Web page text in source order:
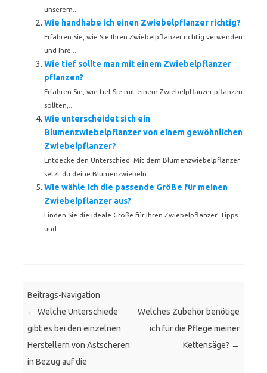
unserem...
Wie handhabe ich einen Zwiebelpflanzer richtig?
Erfahren Sie, wie Sie Ihren Zwiebelpflanzer richtig verwenden
und Ihre...
Wie tief sollte man mit einem Zwiebelpflanzer
pflanzen?
Erfahren Sie, wie tief Sie mit einem Zwiebelpflanzer pflanzen
sollten,...
Wie unterscheidet sich ein
Blumenzwiebelpflanzer von einem gewöhnlichen
Zwiebelpflanzer?
Entdecke den Unterschied: Mit dem Blumenzwiebelpflanzer
setzt du deine Blumenzwiebeln...
Wie wähle ich die passende Größe für meinen
Zwiebelpflanzer aus?
Finden Sie die ideale Größe für Ihren Zwiebelpflanzer! Tipps
und...
Beitrags-Navigation
← Welche Unterschiede
gibt es bei den einzelnen
Herstellern von Astscheren
in Bezug auf die
Welches Zubehör benötige
ich für die Pflege meiner
Kettensäge? →